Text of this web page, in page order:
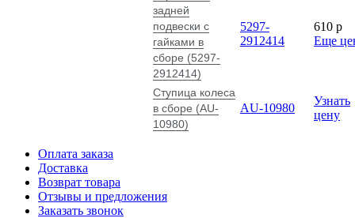
задней
подвески с
гайками в
сборе (5297-
2912414)
5297-
2912414
610 p
Еще
Ступица колеса
в сборе (AU-
10980)
AU-10980
Узнать
цену
Оплата заказа
Доставка
Возврат товара
Отзывы и предложения
Заказать звонок